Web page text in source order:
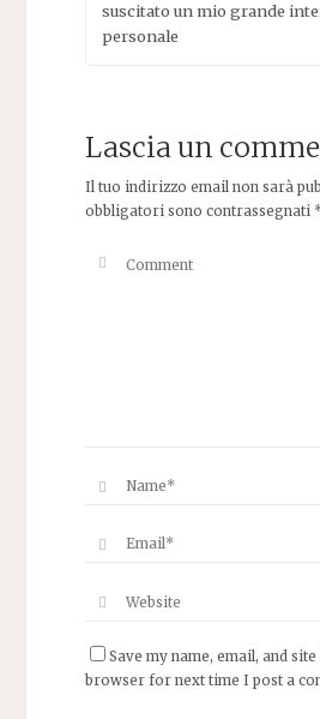
suscitato un mio grande
personale
Lascia un
Il tuo indirizzo email non sarà
obbligatori sono contrassegnati
Save my name, email, and site
browser for next time I post a